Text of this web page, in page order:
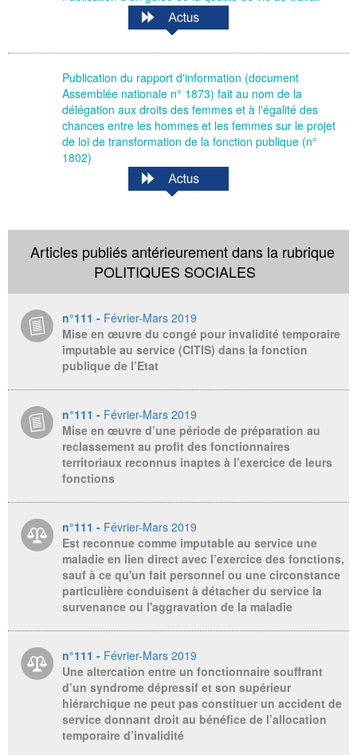
Publication du rapport d'information (document
Assemblée nationale n° 1873) fait au nom de la
délégation aux droits des femmes et à l'égalité des
chances entre les hommes et les femmes sur le projet
de loi de transformation de la fonction publique (n°
1802)
Articles publiés antérieurement dans la rubrique
POLITIQUES SOCIALES
n°111 - Février-Mars 2019
Mise en œuvre du congé pour invalidité temporaire
imputable au service (CITIS) dans la fonction
publique de l’Etat
n°111 - Février-Mars 2019
Mise en œuvre d’une période de préparation au
reclassement au profit des fonctionnaires
territoriaux reconnus inaptes à l’exercice de leurs
fonctions
n°111 - Février-Mars 2019
Est reconnue comme imputable au service une
maladie en lien direct avec l’exercice des fonctions,
sauf à ce qu'un fait personnel ou une circonstance
particulière conduisent à détacher du service la
survenance ou l'aggravation de la maladie
n°111 - Février-Mars 2019
Une altercation entre un fonctionnaire souffrant
d’un syndrome dépressif et son supérieur
hiérarchique ne peut pas constituer un accident de
service donnant droit au bénéfice de l’allocation
temporaire d’invalidité